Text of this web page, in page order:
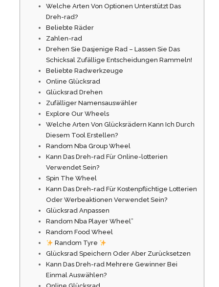
Welche Arten Von Optionen Unterstützt Das
Dreh-rad?
Beliebte Räder
Zahlen-rad
Drehen Sie Dasjenige Rad – Lassen Sie Das
Schicksal Zufällige Entscheidungen Rammeln!
Beliebte Radwerkzeuge
Online Glücksrad
Glücksrad Drehen
Zufälliger Namensauswähler
Explore Our Wheels
Welche Arten Von Glücksrädern Kann Ich Durch
Diesem Tool Erstellen?
Random Nba Group Wheel
Kann Das Dreh-rad Für Online-lotterien
Verwendet Sein?
Spin The Wheel
Kann Das Dreh-rad Für Kostenpflichtige Lotterien
Oder Werbeaktionen Verwendet Sein?
Glücksrad Anpassen
Random Nba Player Wheel”
Random Food Wheel
Random Tyre
Glücksrad Speichern Oder Aber Zurücksetzen
Kann Das Dreh-rad Mehrere Gewinner Bei
Einmal Auswählen?